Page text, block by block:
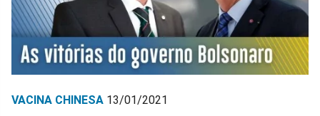
VACINA CHINESA 13/01/2021